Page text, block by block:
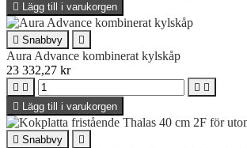
 Lägg till i varukorgen
 Snabbvy 
Aura Advance kombinerat kylskåp
23 332,27 kr
   
 Lägg till i varukorgen
 Snabbvy 